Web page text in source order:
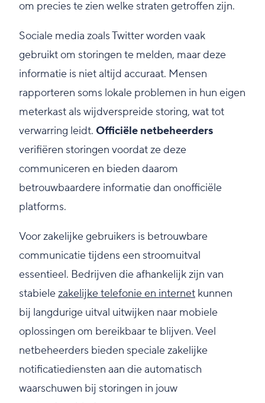
om precies te zien welke straten getroffen zijn.
Sociale media zoals Twitter worden vaak
gebruikt om storingen te melden, maar deze
informatie is niet altijd accuraat. Mensen
rapporteren soms lokale problemen in hun eigen
meterkast als wijdverspreide storing, wat tot
verwarring leidt. Officiële netbeheerders
verifiëren storingen voordat ze deze
communiceren en bieden daarom
betrouwbaardere informatie dan onofficiële
platforms.
Voor zakelijke gebruikers is betrouwbare
communicatie tijdens een stroomuitval
essentieel. Bedrijven die afhankelijk zijn van
stabielezakelijke telefonie en internet kunnen
bij langdurige uitval uitwijken naar mobiele
oplossingen om bereikbaar te blijven. Veel
netbeheerders bieden speciale zakelijke
notificatiediensten aan die automatisch
waarschuwen bij storingen in jouw